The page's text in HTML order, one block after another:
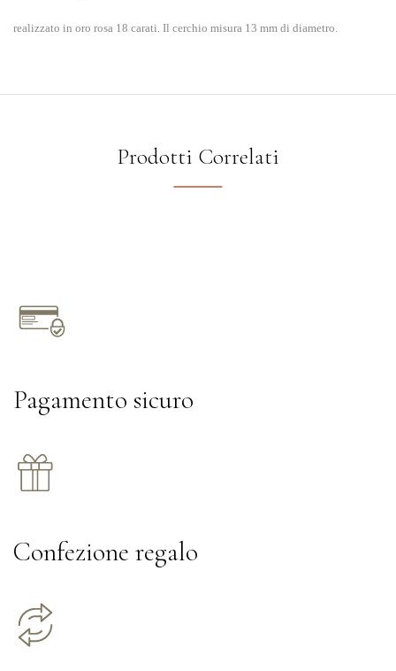
realizzato in oro rosa 18 carati. Il cerchio misura 13 mm di diametro.
Prodotti Correlati
Pagamento sicuro
Confezione regalo